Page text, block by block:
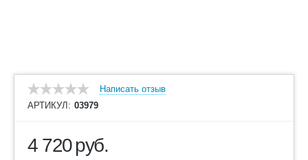
Написать отзыв
АРТИКУЛ: 03979
4 720руб.